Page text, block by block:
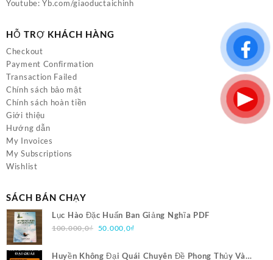
Youtube:Yb.com/giaoductaichinh
HỖ TRỢ KHÁCH HÀNG
Checkout
Payment Confirmation
Transaction Failed
Chính sách bảo mật
Chính sách hoàn tiền
Giới thiệu
Hướng dẫn
My Invoices
My Subscriptions
Wishlist
SÁCH BÁN CHẠY
Lục Hào Đặc Huấn Ban Giảng Nghĩa PDF
100.000,0₫ Giá
là:
50.000,0₫
tại
Huyền Không Đại Quái Chuyên Đề Phong Thủy Và